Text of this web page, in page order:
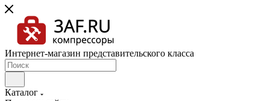
Интернет-магазин представительского класса
Каталог